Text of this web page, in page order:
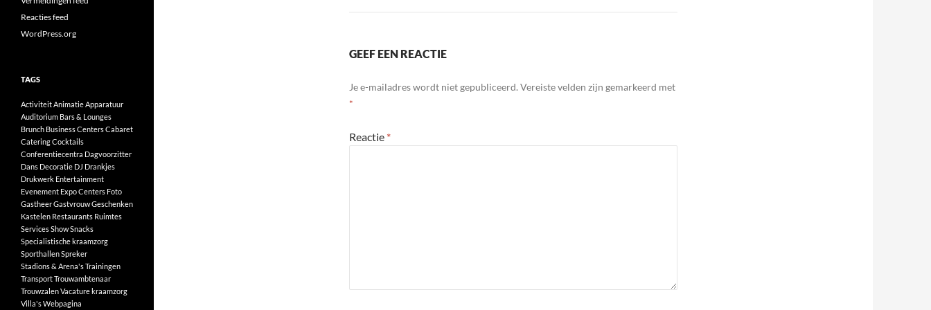
GEEF EEN REACTIE
Je e-mailadres wordt niet gepubliceerd. Vereiste velden zijn gemarkeerd met
*
Reactie *
Reacties feed
WordPress.org
TAGS
ActiviteitAnimatieApparatuur
Auditorium Bars & Lounges
Brunch Business CentersCabaret
CateringCocktails
Conferentiecentra Dagvoorzitter
Dans Decoratie DJ Drankjes
Drukwerk Entertainment
Evenement Expo Centers Foto
GastheerGastvrouwGeschenken
Kastelen Restaurants Ruimtes
ServicesShowSnacks
Specialistische kraamzorg
SporthallenSpreker
Stadions & Arena'sTrainingen
TransportTrouwambtenaar
TrouwzalenVacature kraamzorg
Villa'sWebpagina